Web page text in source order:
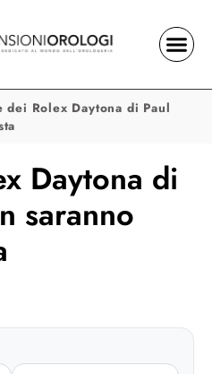
dei Rolex Daytona di Paul
Daytona di
saranno